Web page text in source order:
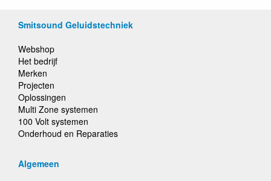
Smitsound Geluidstechniek
Webshop
Het bedrijf
Merken
Projecten
Oplossingen
Multi Zone systemen
100 Volt systemen
Onderhoud en Reparaties
Algemeen